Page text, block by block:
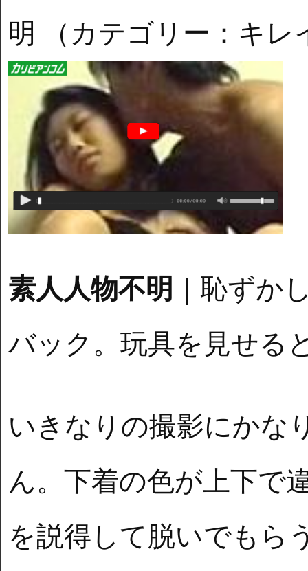
明 （カテゴリー：キレ
素人人物不明
｜恥ずか
バック。玩具を見せる
いきなりの撮影にかな
ん。下着の色が上下で
を説得して脱いでもら